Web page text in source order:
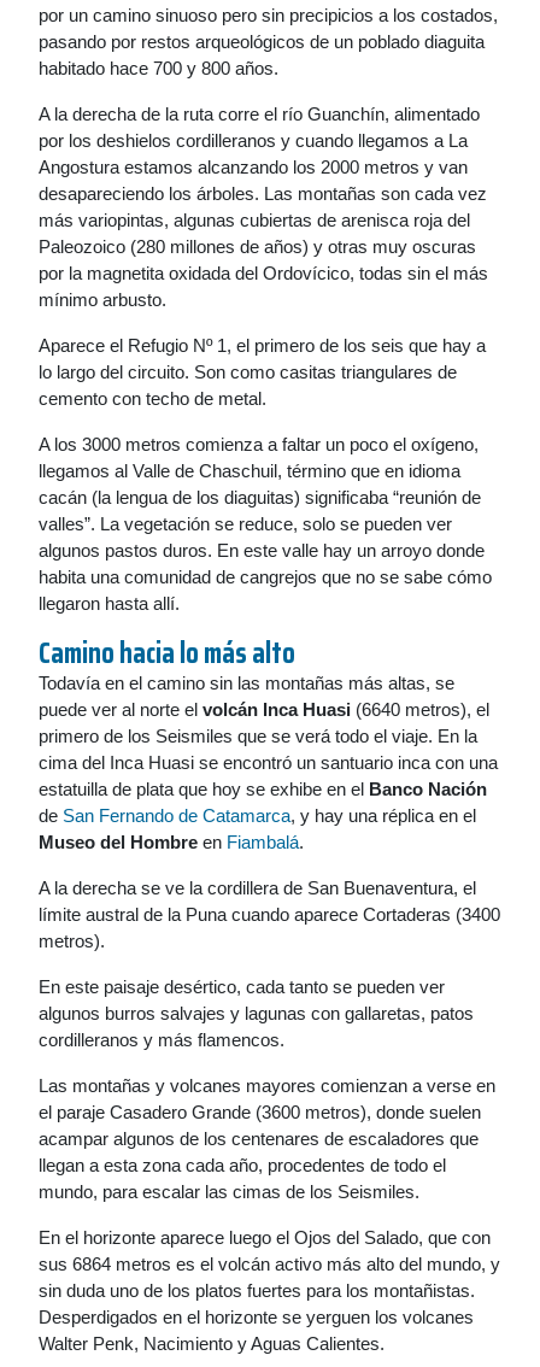
por un camino sinuoso pero sin precipicios a los costados,
pasando por restos arqueológicos de un poblado diaguita
habitado hace 700 y 800 años.
A la derecha de la ruta corre el río Guanchín, alimentado
por los deshielos cordilleranos y cuando llegamos a La
Angostura estamos alcanzando los 2000 metros y van
desapareciendo los árboles. Las montañas son cada vez
más variopintas, algunas cubiertas de arenisca roja del
Paleozoico (280 millones de años) y otras muy oscuras
por la magnetita oxidada del Ordovícico, todas sin el más
mínimo arbusto.
Aparece el Refugio Nº 1, el primero de los seis que hay a
lo largo del circuito. Son como casitas triangulares de
cemento con techo de metal.
A los 3000 metros comienza a faltar un poco el oxígeno,
llegamos al Valle de Chaschuil, término que en idioma
cacán (la lengua de los diaguitas) significaba “reunión de
valles”. La vegetación se reduce, solo se pueden ver
algunos pastos duros. En este valle hay un arroyo donde
habita una comunidad de cangrejos que no se sabe cómo
llegaron hasta allí.
Camino hacia lo más alto
Todavía en el camino sin las montañas más altas, se
puede ver al norte el volcán Inca Huasi (6640 metros), el
primero de los Seismiles que se verá todo el viaje. En la
cima del Inca Huasi se encontró un santuario inca con una
estatuilla de plata que hoy se exhibe en el Banco Nación
de San Fernando de Catamarca, y hay una réplica en el
Museo del Hombre en Fiambalá.
A la derecha se ve la cordillera de San Buenaventura, el
límite austral de la Puna cuando aparece Cortaderas (3400
metros).
En este paisaje desértico, cada tanto se pueden ver
algunos burros salvajes y lagunas con gallaretas, patos
cordilleranos y más flamencos.
Las montañas y volcanes mayores comienzan a verse en
el paraje Casadero Grande (3600 metros), donde suelen
acampar algunos de los centenares de escaladores que
llegan a esta zona cada año, procedentes de todo el
mundo, para escalar las cimas de los Seismiles.
En el horizonte aparece luego el Ojos del Salado, que con
sus 6864 metros es el volcán activo más alto del mundo, y
sin duda uno de los platos fuertes para los montañistas.
Desperdigados en el horizonte se yerguen los volcanes
Walter Penk, Nacimiento y Aguas Calientes.